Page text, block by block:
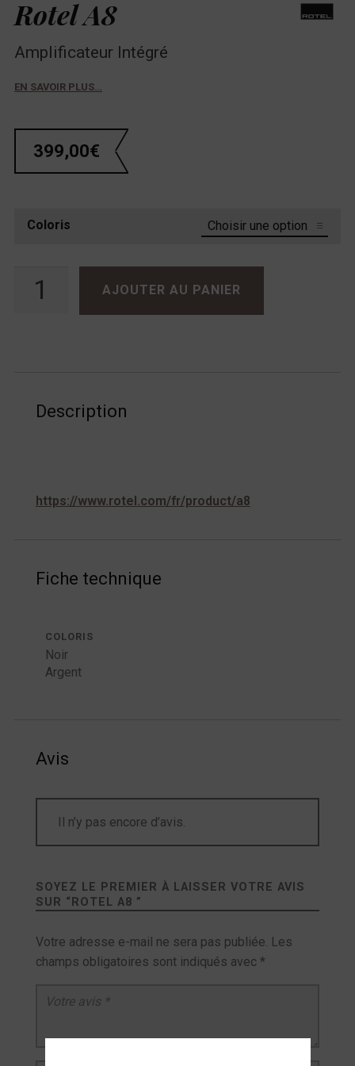
Rotel A8
Amplificateur Intégré
EN SAVOIR PLUS…
399,00€
Coloris
AJOUTER AU PANIER
Description
https://www.rotel.com/fr/product/a8
Fiche technique
COLORIS
Noir
Argent
Avis
Il n’y pas encore d’avis.
SOYEZ LE PREMIER À LAISSER VOTRE AVIS
SUR “ ROTEL A8 ”
Votre adresse e-mail ne sera pas publiée. Les
champs obligatoires sont indiqués avec *